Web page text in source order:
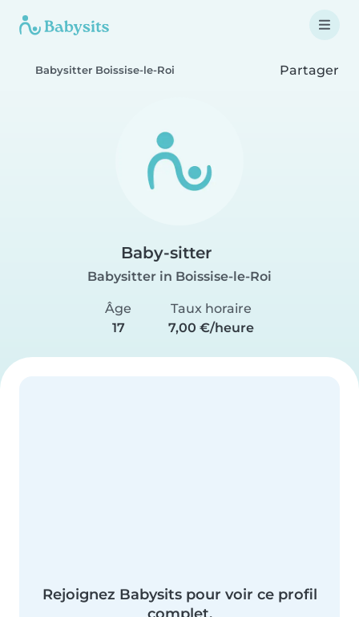
Babysitter Boissise-le-Roi Partager
Baby-sitter
Babysitter in Boissise-le-Roi
Âge
17
Taux horaire
7,00 €/heure
Rejoignez Babysits pour voir ce profil